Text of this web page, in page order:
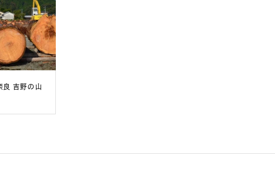
良 吉野の山